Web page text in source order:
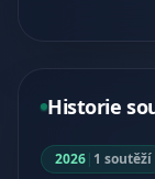
Historie
2026| 1 soutěží